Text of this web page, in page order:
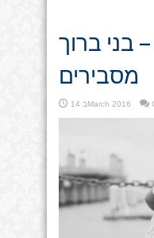
בני ברוך
מסבירים
14 בMarch 2016